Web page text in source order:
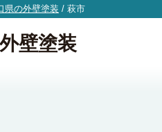
県の外壁塗装 / 萩市
壁塗装